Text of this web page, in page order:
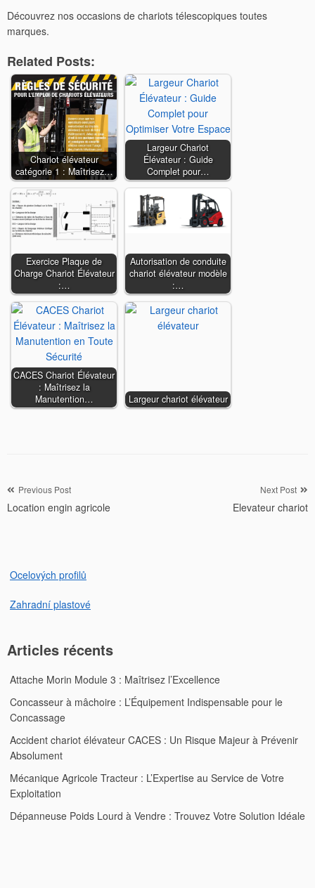
Découvrez nos occasions de chariots télescopiques toutes
marques.
Related Posts:
Chariot élévateur
catégorie 1 : Maîtrisez…
Largeur Chariot
Élévateur : Guide
Complet pour…
Exercice Plaque de
Charge Chariot Élévateur
:…
Autorisation de conduite
chariot élévateur modèle
:…
CACES Chariot Élévateur
: Maîtrisez la
Manutention…
Largeur chariot élévateur
Navigation
de
Previous Post
Location engin agricole
Next Post
Elevateur chariot
Ocelových profilů
Zahradní plastové
Articles récents
Attache Morin Module 3 : Maîtrisez l’Excellence
Concasseur à mâchoire : L’Équipement Indispensable pour le
Concassage
Accident chariot élévateur CACES : Un Risque Majeur à Prévenir
Absolument
Mécanique Agricole Tracteur : L’Expertise au Service de Votre
Exploitation
Dépanneuse Poids Lourd à Vendre : Trouvez Votre Solution Idéale